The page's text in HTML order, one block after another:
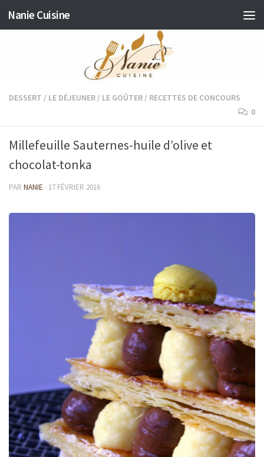
Skip to content
Nanie Cuisine
DESSERT / LE DÉJEUNER / LE GOÛTER / RECETTES DE CONCOURS
0
Millefeuille Sauternes-huile d’olive et
chocolat-tonka
PAR NANIE · 17 FÉVRIER 2016